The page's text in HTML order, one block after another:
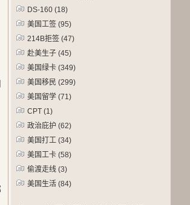
DS-160 (18)
美国工签 (95)
214B拒签 (47)
赴美生子 (45)
美国绿卡 (349)
美国移民 (299)
美国留学 (71)
CPT (1)
政治庇护 (62)
美国打工 (34)
美国工卡 (58)
偷渡走线 (3)
美国生活 (84)